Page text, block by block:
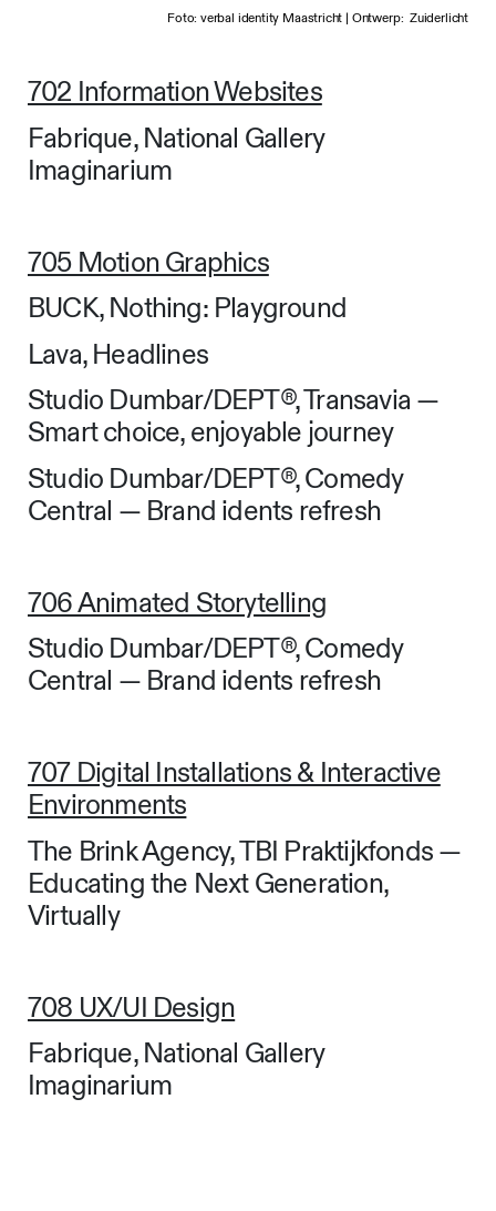
Foto: verbal identity Maastricht | Ontwerp: Zuiderlicht
702 Information Websites
Fabrique, National Gallery
Imaginarium
705 Motion Graphics
BUCK, Nothing: Playground
Lava, Headlines
Studio Dumbar/DEPT®, Transavia —
Smart choice, enjoyable journey
Studio Dumbar/DEPT®, Comedy
Central — Brand idents refresh
706 Animated Storytelling
Studio Dumbar/DEPT®, Comedy
Central — Brand idents refresh
707 Digital Installations & Interactive
Environments
The Brink Agency, TBI Praktijkfonds —
Educating the Next Generation,
Virtually
708 UX/UI Design
Fabrique, National Gallery
Imaginarium